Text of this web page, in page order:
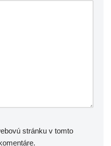
stránku v tomto